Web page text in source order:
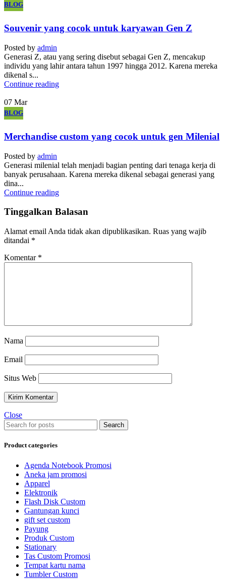
BLOG
Souvenir yang cocok untuk karyawan Gen Z
Posted by admin
Generasi Z, atau yang sering disebut sebagai Gen Z, mencakup
individu yang lahir antara tahun 1997 hingga 2012. Karena mereka
dikenal s...
Continue reading
07 Mar
BLOG
Merchandise custom yang cocok untuk gen Milenial
Posted by admin
Generasi milenial telah menjadi bagian penting dari tenaga kerja di
banyak perusahaan. Karena mereka dikenal sebagai generasi yang
dina...
Continue reading
Tinggalkan Balasan
Alamat email Anda tidak akan dipublikasikan. Ruas yang wajib
ditandai *
Komentar *
Nama
Email
Situs Web
Close
Search
Product categories
Agenda Notebook Promosi
Aneka jam promosi
Apparel
Elektronik
Flash Disk Custom
Gantungan kunci
gift set custom
Payung
Produk Custom
Stationary
Tas Custom Promosi
Tempat kartu nama
Tumbler Custom